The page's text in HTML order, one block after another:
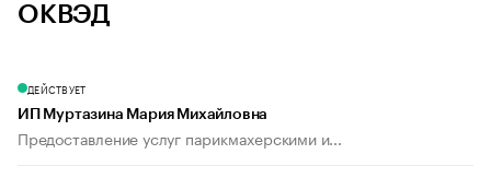
ОКВЭД
ДЕЙСТВУЕТ
ИП Муртазина Мария Михайловна
Предоставление услуг парикмахерскими и...